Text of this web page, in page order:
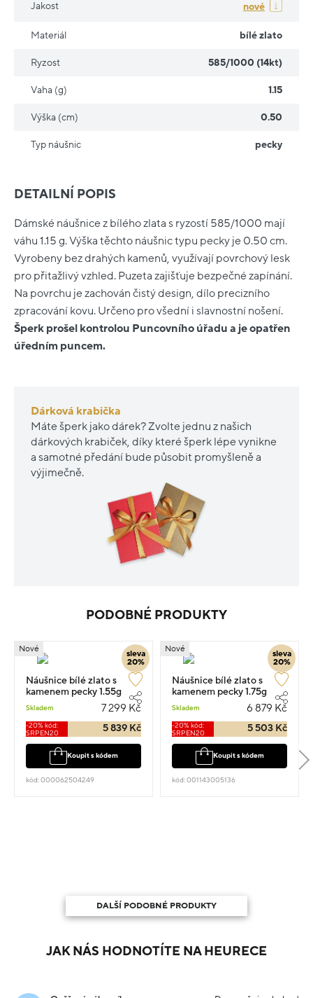
DETAILNÍ POPIS
Dámské náušnice z bílého zlata s ryzostí 585/1000 mají
váhu 1.15 g. Výška těchto náušnic typu pecky je 0.50 cm.
Vyrobeny bez drahých kamenů, využívají povrchový lesk
pro přitažlivý vzhled. Puzeta zajišťuje bezpečné zapínání.
Na povrchu je zachován čistý design, dílo precizního
zpracování kovu. Určeno pro všední i slavnostní nošení.
Šperk prošel kontrolou Puncovního úřadu a je opatřen
úředním puncem.
Dárková krabička
Máte šperk jako dárek? Zvolte jednu z našich
dárkových krabiček, díky které šperk lépe vynikne
a samotné předání bude působit promyšleně a
výjimečně.
Jakost nové
Materiál bílé zlato
Ryzost 585/1000 (14kt)
Vaha (g) 1.15
Výška (cm) 0.50
Typ náušnic pecky
PODOBNÉ PRODUKTY
sleva
20%
Nové
Náušnice bílé zlato s
kamenem pecky 1.55g
Skladem 7 299 Kč
-20% kód:
SRPEN20
5 839 Kč
Koupit s kódem
kód: 000062504249
sleva
20%
Nové
Náušnice bílé zlato s
kamenem pecky 1.75g
Skladem 6 879 Kč
-20% kód:
SRPEN20
5 503 Kč
Koupit s kódem
kód: 001143005136
DALŠÍ PODOBNÉ PRODUKTY
JAK NÁS HODNOTÍTE NA HEURECE